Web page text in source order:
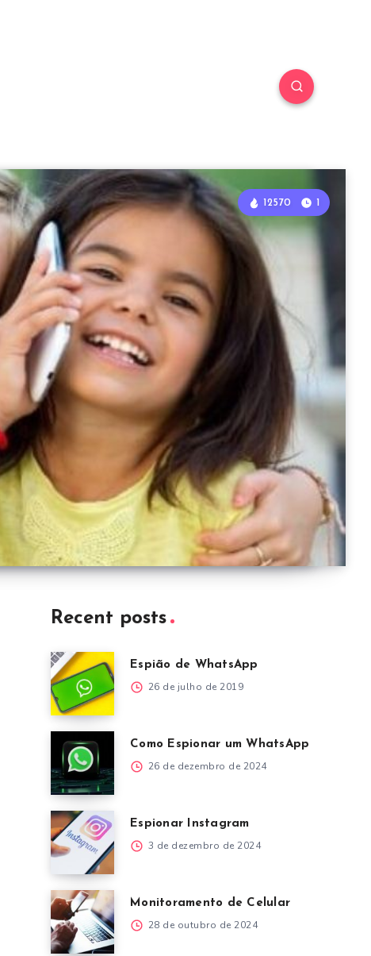
12570 1
Recent posts
Espião de WhatsApp
26 de julho de 2019
Como Espionar um WhatsApp
26 de dezembro de 2024
Espionar Instagram
3 de dezembro de 2024
Monitoramento de Celular
28 de outubro de 2024